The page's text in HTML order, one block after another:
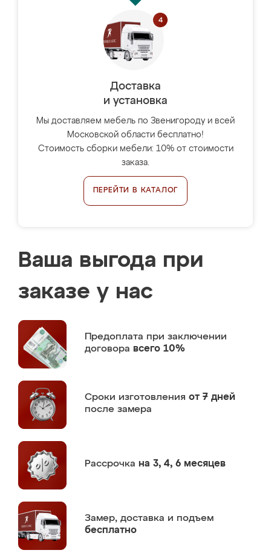
Доставка
и установка
Мы доставляем мебель по Звенигороду и всей
Московской области бесплатно!
Стоимость сборки мебели: 10% от стоимости
заказа.
ПЕРЕЙТИ В КАТАЛОГ
Ваша выгода при
заказе у нас
Предоплата при заключении
договора всего 10%
Сроки изготовления от 7 дней
после замера
Рассрочка на 3, 4, 6 месяцев
Замер, доставка и подъем
бесплатно